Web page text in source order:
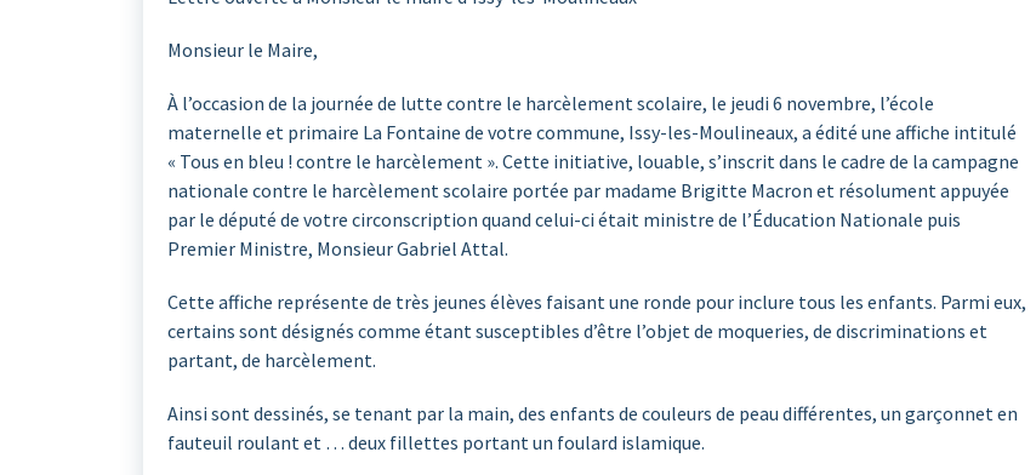
Monsieur le Maire,
À l’occasion de la journée de lutte contre le harcèlement scolaire, le jeudi 6 novembre, l’école
maternelle et primaire La Fontaine de votre commune, Issy-les-Moulineaux, a édité une affiche intitulé
« Tous en bleu ! contre le harcèlement ». Cette initiative, louable, s’inscrit dans le cadre de la campagne
nationale contre le harcèlement scolaire portée par madame Brigitte Macron et résolument appuyée
par le député de votre circonscription quand celui-ci était ministre de l’Éducation Nationale puis
Premier Ministre, Monsieur Gabriel Attal.
Cette affiche représente de très jeunes élèves faisant une ronde pour inclure tous les enfants. Parmi eux,
certains sont désignés comme étant susceptibles d’être l’objet de moqueries, de discriminations et
partant, de harcèlement.
Ainsi sont dessinés, se tenant par la main, des enfants de couleurs de peau différentes, un garçonnet en
fauteuil roulant et … deux fillettes portant un foulard islamique.